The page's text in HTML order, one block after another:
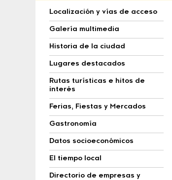
Localización y vías de acceso
Galería multimedia
Historia de la ciudad
Lugares destacados
Rutas turísticas e hitos de
interés
Ferias, Fiestas y Mercados
Gastronomía
Datos socioeconómicos
El tiempo local
Directorio de empresas y